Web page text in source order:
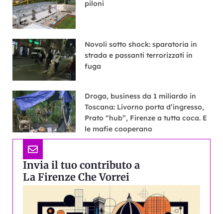
piloni
Novoli sotto shock: sparatoria in
strada e passanti terrorizzati in
fuga
Droga, business da 1 miliardo in
Toscana: Livorno porta d’ingresso,
Prato “hub”, Firenze a tutta coca. E
le mafie cooperano
Invia il tuo contributo a
La Firenze Che Vorrei